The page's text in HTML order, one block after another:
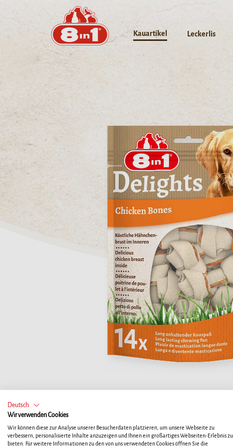
Kauartikel Leckerlis
Deutsch
Wir verwenden Cookies
Wir können diese zur Analyse unserer Besucherdaten platzieren, um unsere Webseite zu
verbessern, personalisierte Inhalte anzuzeigen und Ihnen ein großartiges Webseiten-Erlebnis zu
bieten. Für weitere Informationen zu den von uns verwendeten Cookies öffnen Sie die